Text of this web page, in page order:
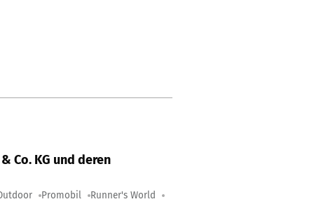
Co. KG und deren
Promobil Runner's World